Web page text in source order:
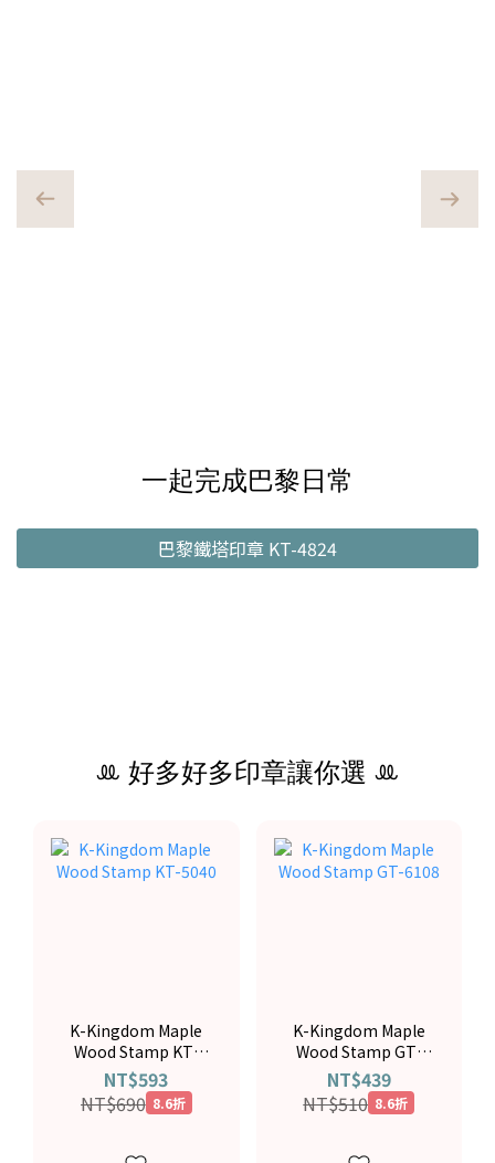
一起完成巴黎日常
巴黎鐵塔印章 KT-4824
ꔛ 好多好多印章讓你選 ꔛ
K-Kingdom Maple
Wood Stamp KT-
5040
NT$593
NT$690 8.6折
K-Kingdom Maple
Wood Stamp GT-
6108
NT$439
NT$510 8.6折